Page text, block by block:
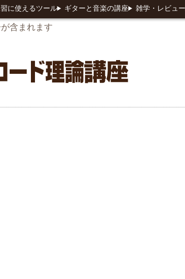
に使えるツール ギターと音楽の講座 雑学・レビュー
含まれます